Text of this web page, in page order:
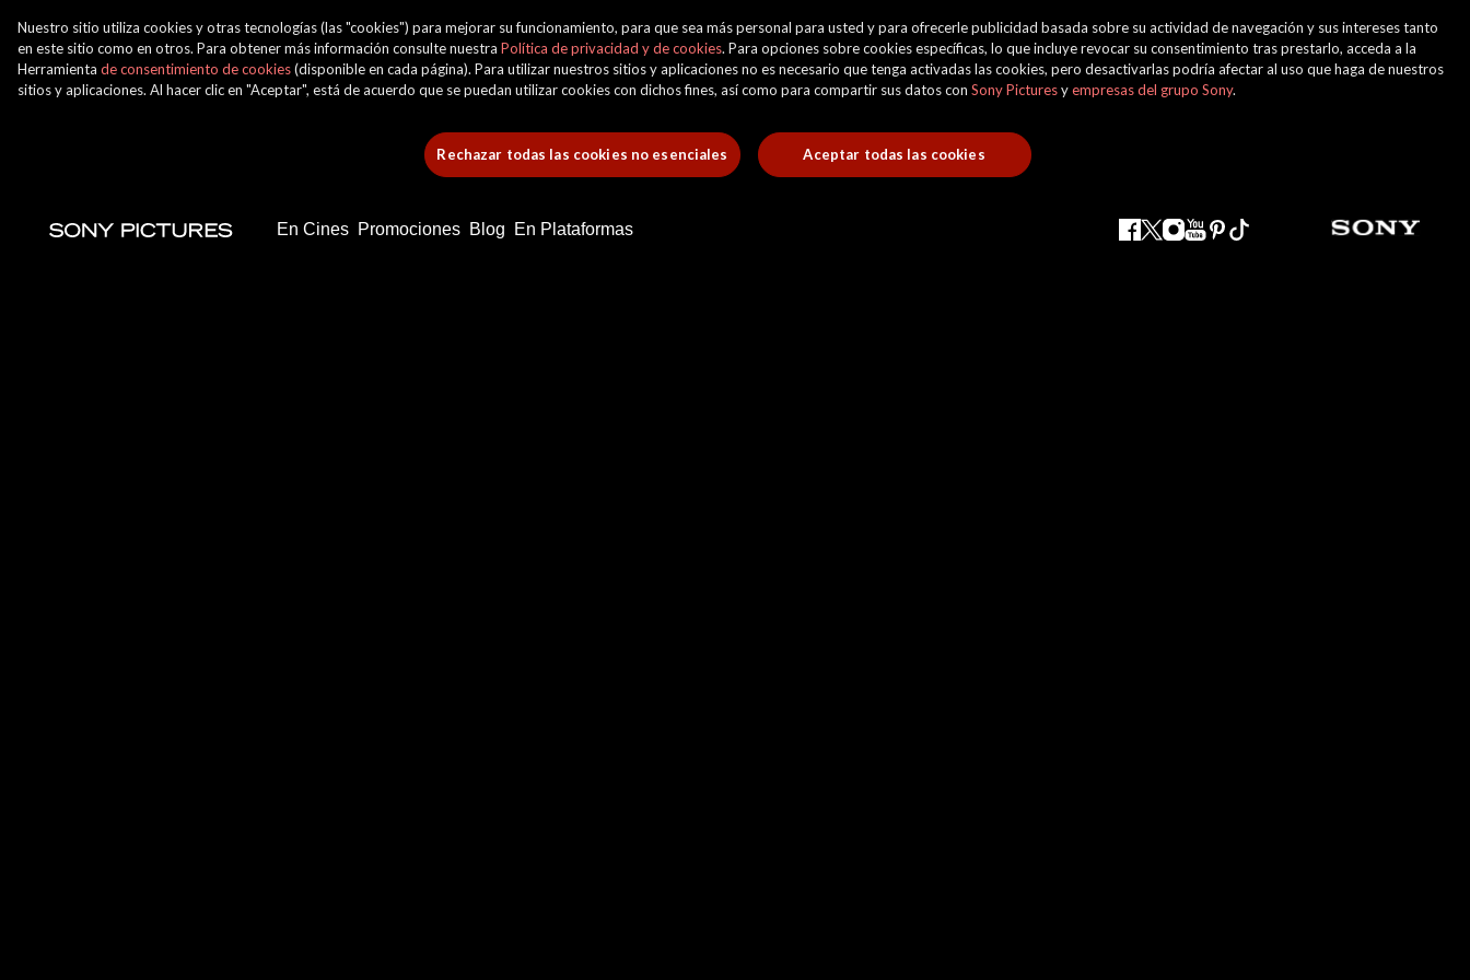
En Cines Promociones Blog En Plataformas
Nuestro sitio utiliza cookies y otras tecnologías (las "cookies") para mejorar su funcionamiento, para que sea más personal para usted y para ofrecerle publicidad basada sobre su actividad de navegación y sus intereses tanto
en este sitio como en otros. Para obtener más información consulte nuestra Política de privacidad y de cookies. Para opciones sobre cookies específicas, lo que incluye revocar su consentimiento tras prestarlo, acceda a la
Herramienta de consentimiento de cookies(disponible en cada página). Para utilizar nuestros sitios y aplicaciones no es necesario que tenga activadas las cookies, pero desactivarlas podría afectar al uso que haga de nuestros
sitios y aplicaciones. Al hacer clic en "Aceptar", está de acuerdo que se puedan utilizar cookies con dichos fines, así como para compartir sus datos con Sony Picturesyempresas del grupo Sony.
Rechazar todas las cookies no esenciales Aceptar todas las cookies